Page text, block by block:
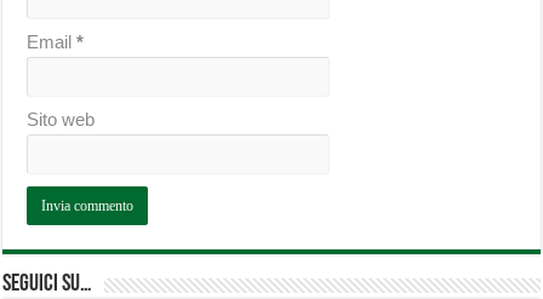
Email*
Sito web
Seguici su…